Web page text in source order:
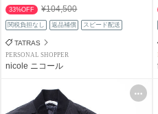
33%OFF ¥104,500
関税負担なし 返品補償 スピード配送
TATRAS
PERSONAL SHOPPER
nicole ニコール